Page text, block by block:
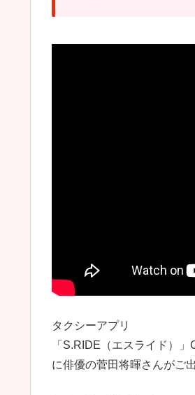
タクシーアプリ
「S.RIDE（エスライド）」
に俳優の菅田将暉さんがご